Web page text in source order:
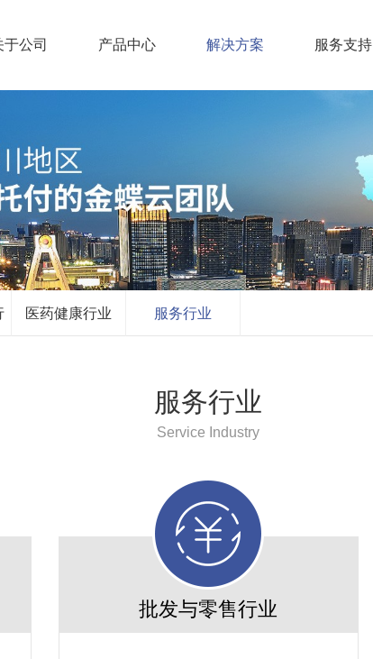
于公司 产品中心 解决方案 服务支持
医药健康行业 服务行业
服务行业
Service Industry
批发与零售行业